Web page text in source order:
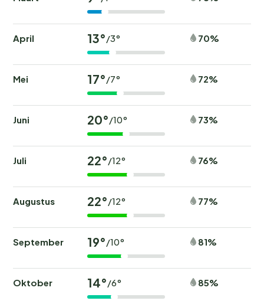
April 13°/3° 70%
Mei 17°/7° 72%
Juni 20°/10° 73%
Juli 22°/12° 76%
Augustus 22°/12° 77%
September 19°/10° 81%
Oktober 14°/6° 85%